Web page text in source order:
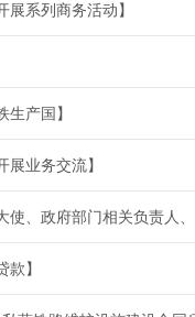
展系列商务活动】
生产国】
展业务交流】
使、政府部门相关负责人
】